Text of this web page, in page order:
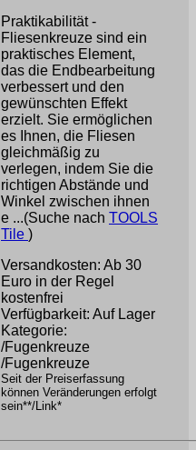
Praktikabilität -
Fliesenkreuze sind ein
praktisches Element,
das die Endbearbeitung
verbessert und den
gewünschten Effekt
erzielt. Sie ermöglichen
es Ihnen, die Fliesen
gleichmäßig zu
verlegen, indem Sie die
richtigen Abstände und
Winkel zwischen ihnen
e ...(Suche nach TOOLS
Tile )
Versandkosten: Ab 30
Euro in der Regel
kostenfrei
Verfügbarkeit: Auf Lager
Kategorie:
/Fugenkreuze
/Fugenkreuze
Seit der Preiserfassung
können Veränderungen erfolgt
sein**/Link*